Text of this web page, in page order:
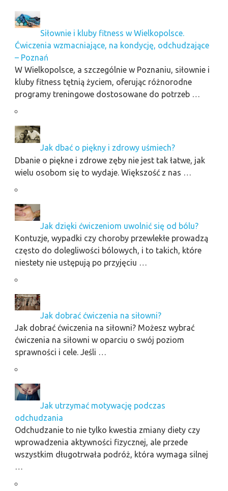
Siłownie i kluby fitness w Wielkopolsce.
Ćwiczenia wzmacniające, na kondycję, odchudzające
– Poznań
W Wielkopolsce, a szczególnie w Poznaniu, siłownie i
kluby fitness tętnią życiem, oferując różnorodne
programy treningowe dostosowane do potrzeb …
Jak dbać o piękny i zdrowy uśmiech?
Dbanie o piękne i zdrowe zęby nie jest tak łatwe, jak
wielu osobom się to wydaje. Większość z nas …
Jak dzięki ćwiczeniom uwolnić się od bólu?
Kontuzje, wypadki czy choroby przewlekłe prowadzą
często do dolegliwości bólowych, i to takich, które
niestety nie ustępują po przyjęciu …
Jak dobrać ćwiczenia na siłowni?
Jak dobrać ćwiczenia na siłowni? Możesz wybrać
ćwiczenia na siłowni w oparciu o swój poziom
sprawności i cele. Jeśli …
Jak utrzymać motywację podczas
odchudzania
Odchudzanie to nie tylko kwestia zmiany diety czy
wprowadzenia aktywności fizycznej, ale przede
wszystkim długotrwała podróż, która wymaga silnej
…